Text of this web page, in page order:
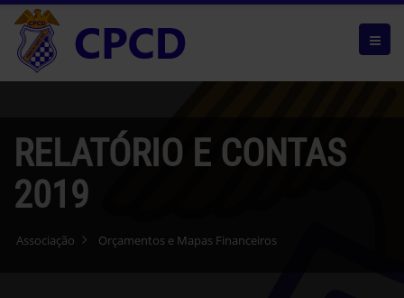
RELATÓRIO E CONTAS
2019
Associação Orçamentos e Mapas Financeiros